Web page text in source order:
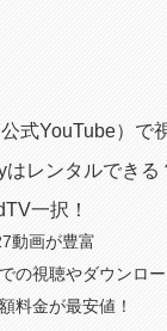
式YouTube）で
レンタルできる
一択！
動画が豊富
の視聴やダウンロ
料金が最安値！